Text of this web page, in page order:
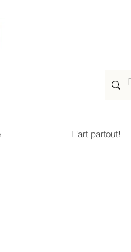
L'art partout!